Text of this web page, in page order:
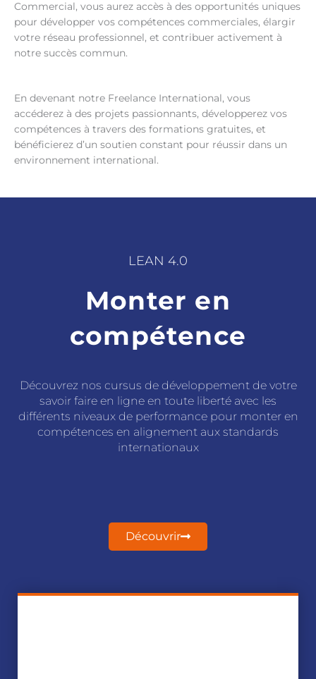
Commercial, vous aurez accès à des opportunités uniques
pour développer vos compétences commerciales, élargir
votre réseau professionnel, et contribuer activement à
notre succès commun.
En devenant notre Freelance International, vous
accéderez à des projets passionnants, développerez vos
compétences à travers des formations gratuites, et
bénéficierez d’un soutien constant pour réussir dans un
environnement international.
LEAN 4.0
Monter en
compétence
Découvrez nos cursus de développement de votre
savoir faire en ligne en toute liberté avec les
différents niveaux de performance pour monter en
compétences en alignement aux standards
internationaux
Découvrir